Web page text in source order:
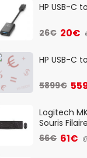
HP USB-C
26€ 20€
HP USB-C
5899€
Logitech
Souris
Optique
And Play,
66€ 61€